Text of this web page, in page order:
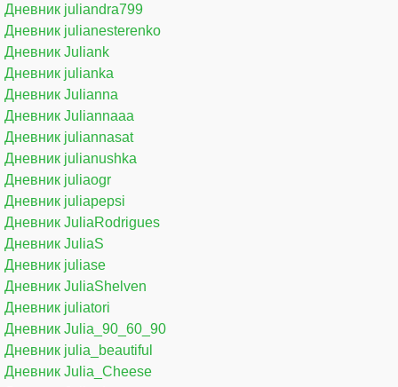
Дневник juliandra799
Дневник julianesterenko
Дневник Juliank
Дневник julianka
Дневник Julianna
Дневник Juliannaaa
Дневник juliannasat
Дневник julianushka
Дневник juliaogr
Дневник juliapepsi
Дневник JuliaRodrigues
Дневник JuliaS
Дневник juliase
Дневник JuliaShelven
Дневник juliatori
Дневник Julia_90_60_90
Дневник julia_beautiful
Дневник Julia_Cheese